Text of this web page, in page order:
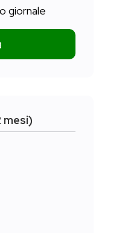
giornale
mesi)